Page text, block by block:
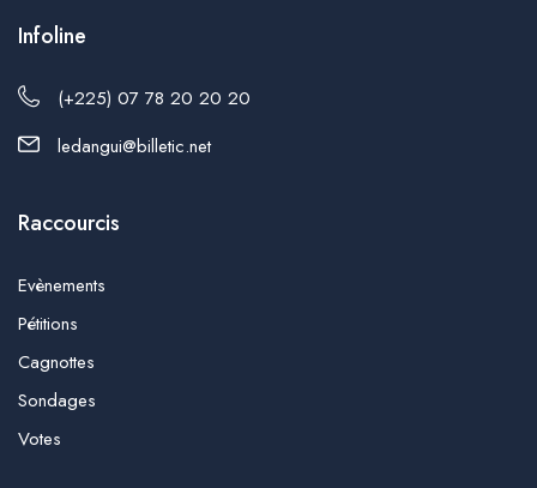
Infoline
(+225) 07 78 20 20 20
ledangui@billetic.net
Raccourcis
Evènements
Pétitions
Cagnottes
Sondages
Votes